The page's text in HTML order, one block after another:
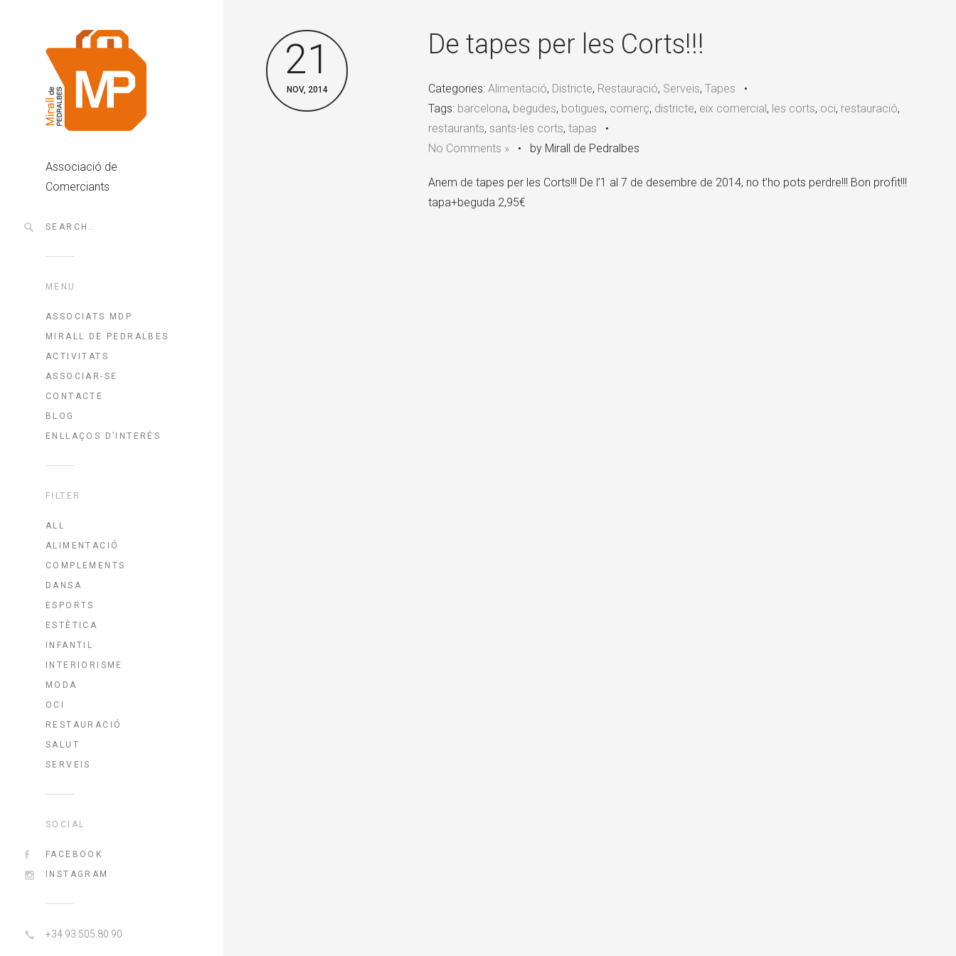
Associació de
Comerciants
MENU
ASSOCIATS MDP
MIRALL DE PEDRALBES
ACTIVITATS
ASSOCIAR-SE
CONTACTE
BLOG
ENLLAÇOS D’INTERÉS
FILTER
ALL
ALIMENTACIÓ
COMPLEMENTS
DANSA
ESPORTS
ESTÈTICA
INFANTIL
INTERIORISME
MODA
OCI
RESTAURACIÓ
SALUT
SERVEIS
SOCIAL
FACEBOOK
INSTAGRAM
+34 93.505.80.90
21
NOV, 2014
De tapes per les Corts!!!
Categories: Alimentació, Districte, Restauració, Serveis, Tapes •
Tags: barcelona, begudes, botigues, comerç, districte, eix comercial, les corts, oci, restauració,
restaurants, sants-les corts, tapas •
No Comments »• by Mirall de Pedralbes
Anem de tapes per les Corts!!! De l’1 al 7 de desembre de 2014, no t’ho pots perdre!!! Bon profit!!!
tapa+beguda 2,95€